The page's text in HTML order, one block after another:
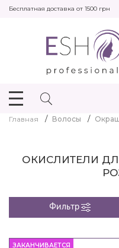
Бесплатная доставка от 1500 грн
Главная Волосы
ОКИСЛИТЕЛИ
Фильтр
ЗАКАНЧИВАЕТСЯ